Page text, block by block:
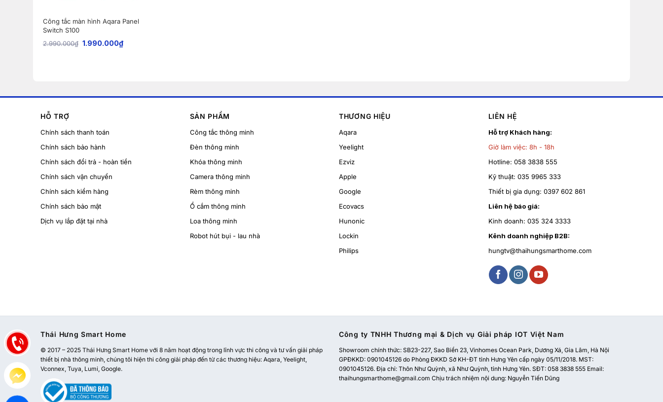
Công tắc màn hình Aqara Panel
Switch S100
2.990.000₫ 1.990.000₫
HỖ TRỢ
Chính sách thanh toán
Chính sách bảo hành
Chính sách đổi trả - hoàn tiền
Chính sách vận chuyển
Chính sách kiểm hàng
Chính sách bảo mật
Dịch vụ lắp đặt tại nhà
SẢN PHẨM
Công tắc thông minh
Đèn thông minh
Khóa thông minh
Camera thông minh
Rèm thông minh
Ổ cắm thông minh
Loa thông minh
Robot hút bụi - lau nhà
THƯƠNG HIỆU
Aqara
Yeelight
Ezviz
Apple
Google
Ecovacs
Hunonic
Lockin
Philips
LIÊN HỆ
Hỗ trợ Khách hàng:
Giờ làm việc: 8h - 18h
Hotline: 058 3838 555
Kỹ thuật: 035 9965 333
Thiết bị gia dụng: 0397 602 861
Liên hệ báo giá:
Kinh doanh: 035 324 3333
Kênh doanh nghiệp B2B:
hungtv@thaihungsmarthome.com
Thái Hưng Smart Home
© 2017 – 2025 Thái Hưng Smart Home với 8 năm hoạt động trong lĩnh vực thi công và tư vấn giải pháp
thiết bị nhà thông minh, chúng tôi hiện thi công giải pháp đến từ các thương hiệu: Aqara, Yeelight,
Vconnex, Tuya, Lumi, Google.
Công ty TNHH Thương mại & Dịch vụ Giải pháp IOT Việt Nam
Showroom chính thức: SB23-227, Sao Biển 23, Vinhomes Ocean Park, Dương Xá, Gia Lâm, Hà Nội
GPĐKKD: 0901045126 do Phòng ĐKKD Sở KH-ĐT tỉnh Hưng Yên cấp ngày 05/11/2018. MST:
0901045126. Địa chỉ: Thôn Như Quỳnh, xã Như Quỳnh, tỉnh Hưng Yên. SĐT: 058 3838 555 Email:
thaihungsmarthome@gmail.com Chịu trách nhiệm nội dung: Nguyễn Tiến Dũng